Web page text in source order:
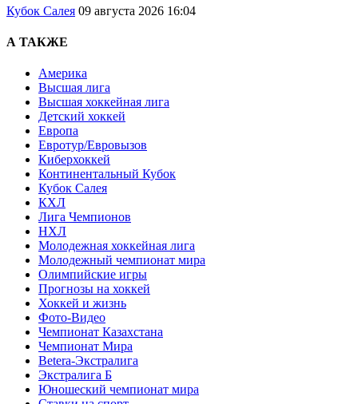
Кубок Салея 09 августа 2026 16:04
А ТАКЖЕ
Америка
Высшая лига
Высшая хоккейная лига
Детский хоккей
Европа
Евротур/Евровызов
Киберхоккей
Континентальный Кубок
Кубок Салея
КХЛ
Лига Чемпионов
НХЛ
Молодежная хоккейная лига
Молодежный чемпионат мира
Олимпийские игры
Прогнозы на хоккей
Хоккей и жизнь
Фото-Видео
Чемпионат Казахстана
Чемпионат Мира
Betera-Экстралига
Экстралига Б
Юношеский чемпионат мира